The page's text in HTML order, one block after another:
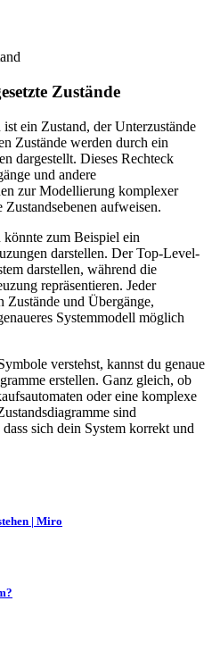
Zustände
ein Zustand, der Unterzustände
Zustände werden durch ein
dargestellt. Dieses Rechteck
und andere
zur Modellierung komplexer
aufweisen.
könnte zum Beispiel ein
darstellen. Der Top-Level-
darstellen, während die
repräsentieren. Jeder
Zustände und Übergänge,
Systemmodell möglich
verstehst, kannst du genaue
erstellen. Ganz gleich, ob
oder eine komplexe
sind
sich dein System korrekt und
| Miro